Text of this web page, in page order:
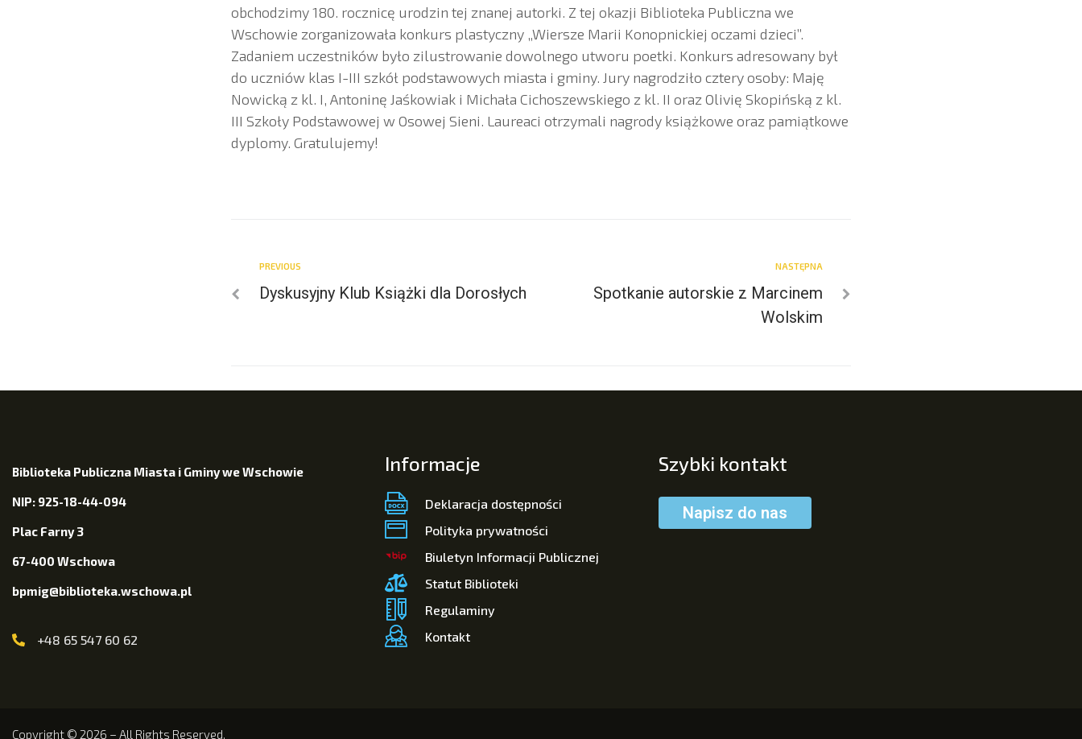
obchodzimy 180. rocznicę urodzin tej znanej autorki. Z tej okazji Biblioteka Publiczna we
Wschowie zorganizowała konkurs plastyczny „Wiersze Marii Konopnickiej oczami dzieci”.
Zadaniem uczestników było zilustrowanie dowolnego utworu poetki. Konkurs adresowany był
do uczniów klas I-III szkół podstawowych miasta i gminy. Jury nagrodziło cztery osoby: Maję
Nowicką z kl. I, Antoninę Jaśkowiak i Michała Cichoszewskiego z kl. II oraz Olivię Skopińską z kl.
III Szkoły Podstawowej w Osowej Sieni. Laureaci otrzymali nagrody książkowe oraz pamiątkowe
dyplomy. Gratulujemy!
PREVIOUS
Dyskusyjny Klub Książki dla Dorosłych
NASTĘPNA
Spotkanie autorskie z Marcinem
Wolskim
Biblioteka Publiczna Miasta i Gminy we Wschowie
NIP: 925-18-44-094
Plac Farny 3
67-400 Wschowa
bpmig@biblioteka.wschowa.pl
+48 65 547 60 62
Informacje
Deklaracja dostępności
Polityka prywatności
Biuletyn Informacji Publicznej
Statut Biblioteki
Regulaminy
Kontakt
Szybki kontakt
Napisz do nas
Copyright © 2026 – All Rights Reserved.